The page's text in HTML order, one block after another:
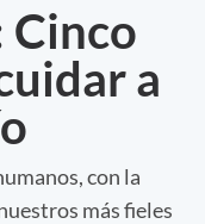
Cinco
a
con la
más fieles